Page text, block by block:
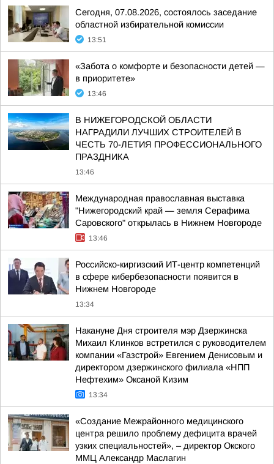
Сегодня, 07.08.2026, состоялось заседание
областной избирательной комиссии
13:51
«Забота о комфорте и безопасности детей —
в приоритете»
13:46
В НИЖЕГОРОДСКОЙ ОБЛАСТИ
НАГРАДИЛИ ЛУЧШИХ СТРОИТЕЛЕЙ В
ЧЕСТЬ 70-ЛЕТИЯ ПРОФЕССИОНАЛЬНОГО
ПРАЗДНИКА
13:46
Международная православная выставка
"Нижегородский край — земля Серафима
Саровского" открылась в Нижнем Новгороде
13:46
Российско-киргизский ИТ-центр компетенций
в сфере кибербезопасности появится в
Нижнем Новгороде
13:34
Накануне Дня строителя мэр Дзержинска
Михаил Клинков встретился с руководителем
компании «Газстрой» Евгением Денисовым и
директором дзержинского филиала «НПП
Нефтехим» Оксаной Кизим
13:34
«Создание Межрайонного медицинского
центра решило проблему дефицита врачей
узких специальностей», – директор Окского
ММЦ Александр Маслагин